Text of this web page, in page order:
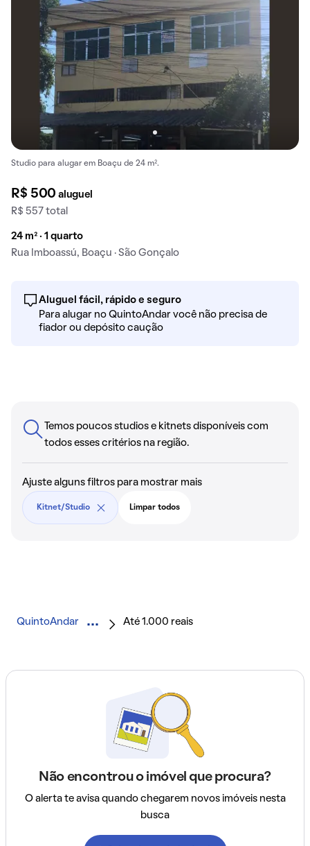
Studio para alugar em Boaçu de 24 m².
R$ 500aluguel
R$ 557 total
24 m² · 1 quarto
Rua Imboassú, Boaçu · São Gonçalo
Aluguel fácil, rápido e seguro
Para alugar no QuintoAndar você não precisa de
fiador ou depósito caução
Temos poucos studios e kitnets disponíveis com
todos esses critérios na região.
Ajuste alguns filtros para mostrar mais
Kitnet/Studio Limpar todos
QuintoAndar Até 1.000 reais
Não encontrou o imóvel que procura?
O alerta te avisa quando chegarem novos imóveis nesta
busca